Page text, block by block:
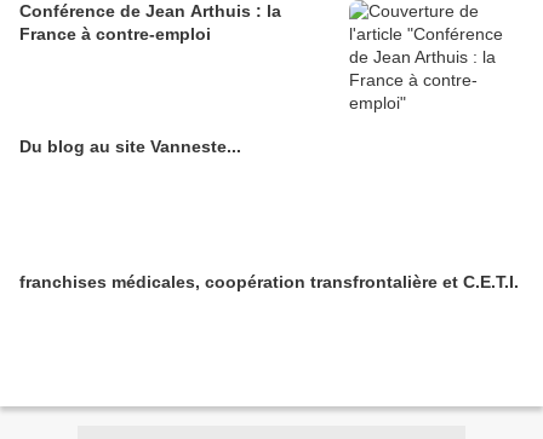
Conférence de Jean Arthuis : la
France à contre-emploi
Du blog au site Vanneste...
franchises médicales, coopération transfrontalière et C.E.T.I.